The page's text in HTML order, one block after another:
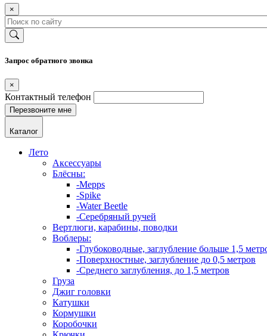
×
Запрос обратного звонка
×
Контактный телефон
Каталог
Лето
Аксессуары
Блёсны:
-Mepps
-Spike
-Water Beetle
-Серебряный ручей
Вертлюги, карабины, поводки
Воблеры:
-Глубоководные, заглубление больше 1,5
-Поверхностные, заглубление до 0,5 метров
-Среднего заглубления, до 1,5 метров
Груза
Джиг головки
Катушки
Кормушки
Коробочки